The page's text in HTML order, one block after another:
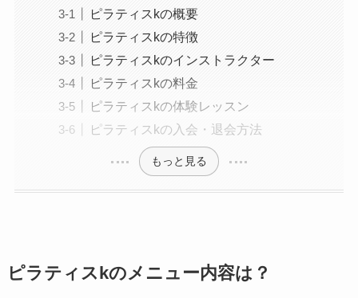
ピラティスkの概要
ピラティスkの特徴
ピラティスkのインストラクター
ピラティスkの料金
ピラティスkの体験レッスン
ピラティスkの入会・退会方法
もっと見る
ピラティスkのメニュー内容は？